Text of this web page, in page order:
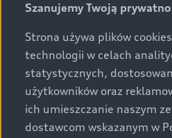
Szanujemy Twoją
Strona używa plików
technologii w celach
statystycznych,
użytkowników oraz
ich umieszczanie naszym
dostawcom wskazanym w